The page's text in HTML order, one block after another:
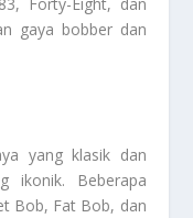
gaya bobber dan
yang klasik dan
ikonik. Beberapa
Bob, Fat Bob, dan